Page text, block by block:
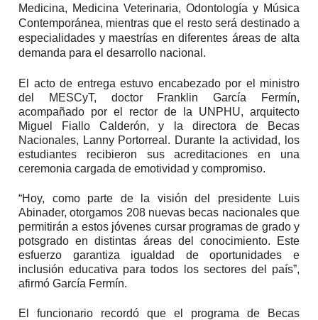
Medicina, Medicina Veterinaria, Odontología y Música
Contemporánea, mientras que el resto será destinado a
especialidades y maestrías en diferentes áreas de alta
demanda para el desarrollo nacional.
El acto de entrega estuvo encabezado por el ministro
del MESCyT, doctor Franklin García Fermín,
acompañado por el rector de la UNPHU, arquitecto
Miguel Fiallo Calderón, y la directora de Becas
Nacionales, Lanny Portorreal. Durante la actividad, los
estudiantes recibieron sus acreditaciones en una
ceremonia cargada de emotividad y compromiso.
“Hoy, como parte de la visión del presidente Luis
Abinader, otorgamos 208 nuevas becas nacionales que
permitirán a estos jóvenes cursar programas de grado y
potsgrado en distintas áreas del conocimiento. Este
esfuerzo garantiza igualdad de oportunidades e
inclusión educativa para todos los sectores del país”,
afirmó García Fermín.
El funcionario recordó que el programa de Becas